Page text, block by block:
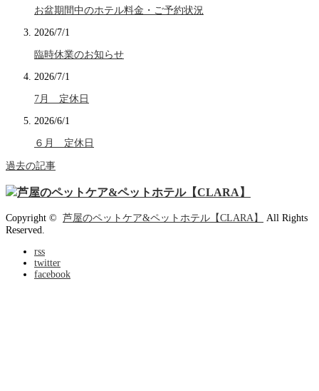
お盆期間中のホテル料金・ご予約状況
2026/7/1
臨時休業のお知らせ
2026/7/1
7月 定休日
2026/6/1
６月 定休日
過去の記事
Copyright © 芦屋のペットケア&ペットホテル【CLARA】
All Rights
Reserved.
rss
twitter
facebook